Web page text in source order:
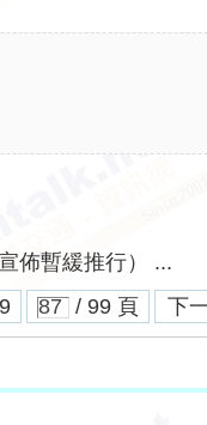
佈暫緩推行） ...
/ 99 頁 下